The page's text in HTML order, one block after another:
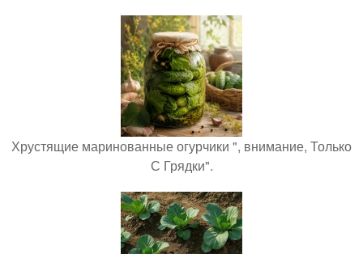
Хрустящие маринованные огурчики ", внимание, Только
С Грядки".